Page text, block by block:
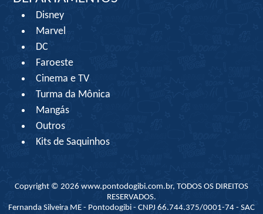
Disney
Marvel
DC
Faroeste
Cinema e TV
Turma da Mônica
Mangás
Outros
Kits de Saquinhos
Copyright © 2026 www.pontodogibi.com.br, TODOS OS DIREITOS
RESERVADOS.
Fernanda Silveira ME - Pontodogibi - CNPJ 66.744.375/0001-74 - SAC